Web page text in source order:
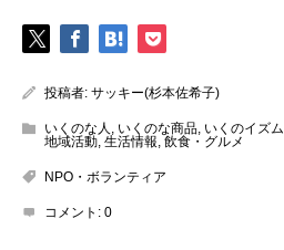
投稿者: サッキー(杉本佐希子)
いくのな人 , いくのな商品, いくのイズム
地域活動, 生活情報, 飲食・グルメ
NPO・ボランティア
コメント: 0